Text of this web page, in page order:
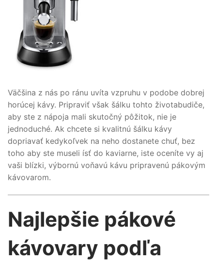
Väčšina z nás po ránu uvíta vzpruhu v podobe dobrej
horúcej kávy. Pripraviť však šálku tohto životabudiče,
aby ste z nápoja mali skutočný pôžitok, nie je
jednoduché. Ak chcete si kvalitnú šálku kávy
dopriavať kedykoľvek na neho dostanete chuť, bez
toho aby ste museli ísť do kaviarne, iste oceníte vy aj
vaši blízki, výbornú voňavú kávu pripravenú pákovým
kávovarom.
Najlepšie pákové
kávovary podľa